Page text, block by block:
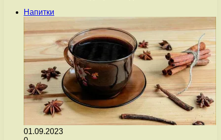
Напитки
01.09.2023